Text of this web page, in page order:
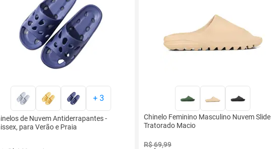
+ 3
de Nuvem Antiderrapantes -
para Verão e Praia
Chinelo Feminino Masculino Nuvem Slide
Tratorado Macio
R$ 69,99